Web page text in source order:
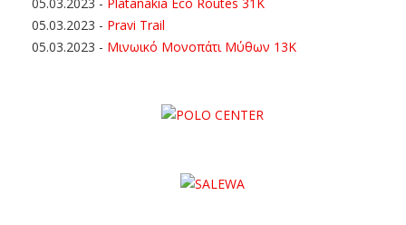
05.03.2023 - Pravi Trail
05.03.2023 - Μινωικό Μονοπάτι Μύθων 13Κ